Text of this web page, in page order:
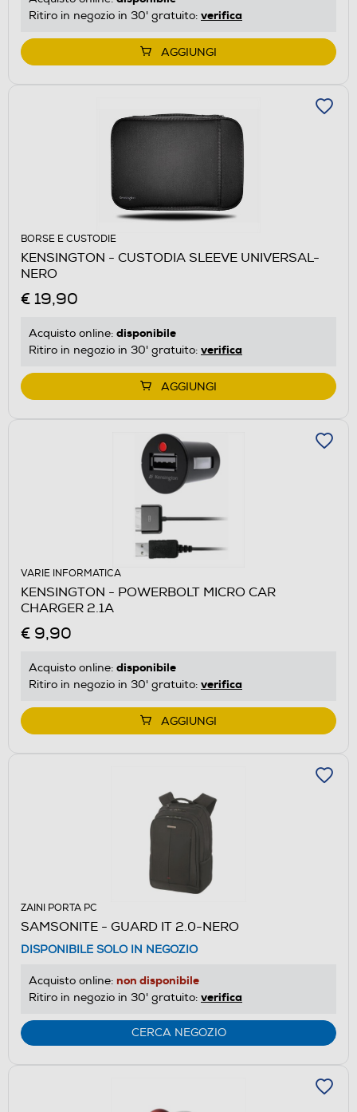
Ritiro in negozio in 30' gratuito: verifica
AGGIUNGI
BORSE E CUSTODIE
KENSINGTON - CUSTODIA SLEEVE UNIVERSAL-
NERO
€ 19,90
Acquisto online: disponibile
Ritiro in negozio in 30' gratuito: verifica
AGGIUNGI
VARIE INFORMATICA
KENSINGTON - POWERBOLT MICRO CAR
CHARGER 2.1A
€ 9,90
Acquisto online: disponibile
Ritiro in negozio in 30' gratuito: verifica
AGGIUNGI
ZAINI PORTA PC
SAMSONITE - GUARD IT 2.0-NERO
DISPONIBILE SOLO IN NEGOZIO
Acquisto online: non disponibile
Ritiro in negozio in 30' gratuito: verifica
CERCA NEGOZIO